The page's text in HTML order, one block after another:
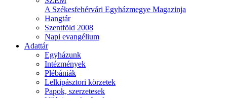
A Székesfehérvári Egyházmegye Magazinja
Hangtár
Szentföld 2008
Napi evangélium
Adattár
Egyházunk
Intézmények
Plébániák
Lelkipásztori körzetek
Papok, szerzetesek